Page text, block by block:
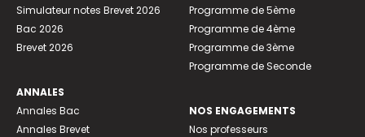
Simulateur notes Brevet 2026
Bac 2026
Brevet 2026
ANNALES
Annales Bac
Annales Brevet
Programme de 5ème
Programme de 4ème
Programme de 3ème
Programme de Seconde
NOS ENGAGEMENTS
Nos professeurs